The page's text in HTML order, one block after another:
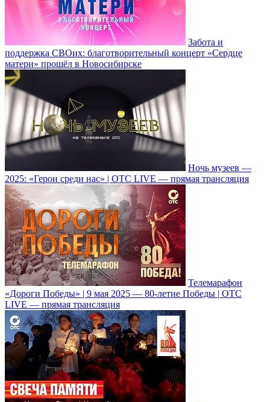
Забота и
поддержка СВОих: благотворительный концерт «Сердце
матери» прошёл в Новосибирске
Ночь музеев —
2025: «Герои среди нас» | ОТС LIVE — прямая трансляция
Телемарафон
«Дороги Победы» | 9 мая 2025 — 80-летие Победы | ОТС
LIVE — прямая трансляция